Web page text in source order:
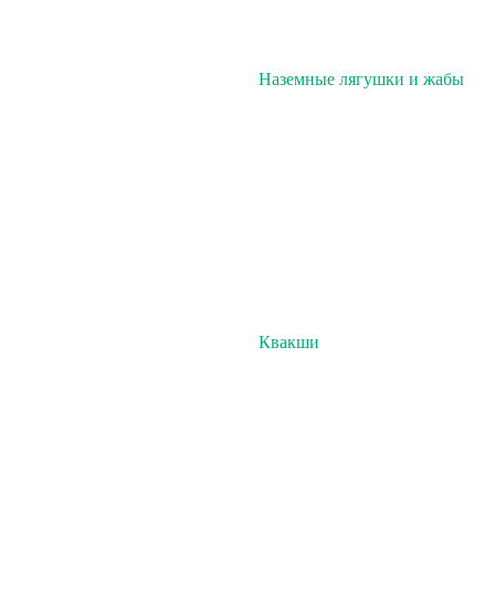
Наземные лягушки и жабы
Квакши